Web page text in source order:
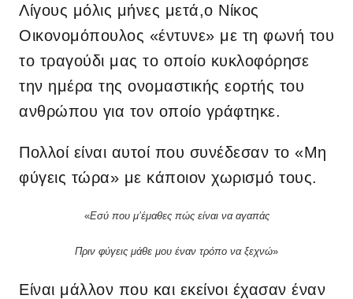
Λίγους μόλις μήνες μετά,ο Νίκος
Οικονομόπουλος «έντυνε» με τη φωνή του
το τραγούδι μας το οποίο κυκλοφόρησε
την ημέρα της ονομαστικής εορτής του
ανθρώπου για τον οποίο γράφτηκε.
Πολλοί είναι αυτοί που συνέδεσαν το «Μη
φύγεις τώρα» με κάποιον χωρισμό τους.
«Εσύ που μ’έμαθες πώς είναι να αγαπάς
Πριν φύγεις μάθε μου έναν τρόπο να ξεχνώ»
Είναι μάλλον που και εκείνοι έχασαν έναν